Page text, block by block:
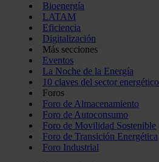
Bioenergía
LATAM
Eficiencia
Digitalización
Más secciones
Eventos
La Noche de la Energía
10 claves del sector energético
Foros
Foro de Almacenamiento
Foro de Autoconsumo
Foro de Movilidad Sostenible
Foro de Transición Energética
Foro Industrial